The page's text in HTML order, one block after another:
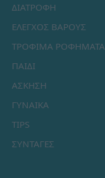
ΔΙΑΤΡΟΦΗ
ΕΛΕΓΧΟΣ ΒΑΡΟΥΣ
ΤΡΟΦΙΜΑ ΡΟΦΗΜΑΤΑ
ΠΑΙΔΙ
ΑΣΚΗΣΗ
ΓΥΝΑΙΚΑ
TIPS
ΣΥΝΤΑΓΕΣ